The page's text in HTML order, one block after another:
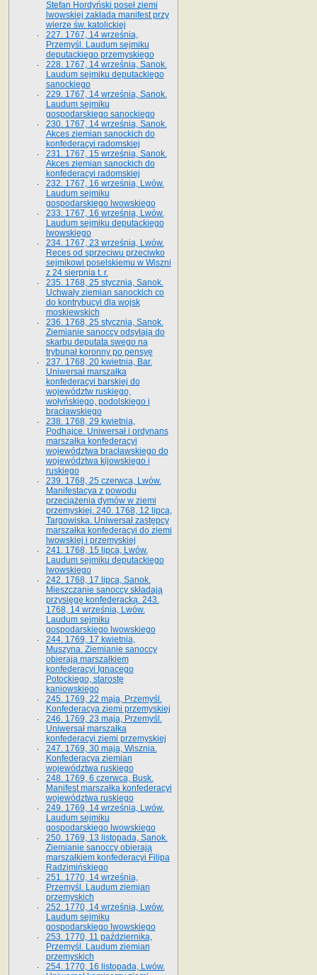
Stefan Hordyński poseł ziemi
lwowskiej zakłada manifest przy
wierze św. ka­tolickiej
227. 1767, 14 września,
Przemyśl. Laudum sejmiku
deputackiego przemyskiego
228. 1767, 14 września, Sanok.
Laudum sejmiku deputackiego
sanockiego
229. 1767, 14 września, Sanok.
Laudum sejmiku
gospodarskiego sanockiego
230. 1767, 14 września, Sanok.
Akces ziemian sanockich do
konfederacyi radomskiej
231. 1767, 15 września, Sanok.
Akces ziemian sanockich do
konfederacyi radomskiej
232. 1767, 16 września, Lwów.
Laudum sejmiku
gospodarskiego lwowskiego
233. 1767, 16 września, Lwów.
Laudum sejmiku deputackiego
lwowskiego
234. 1767, 23 września, Lwów.
Reces od sprzeciwu przeciwko
sejmikowi poselskiemu w Wiszni
z 24 sierpnia t. r.
235. 1768, 25 stycznia, Sanok.
Uchwały ziemian sanockich co
do kontrybucyi dla wojsk
moskiewskich
236. 1768, 25 stycznia, Sanok.
Ziemianie sanoccy odsyłają do
skarbu deputata swego na
trybunał koronny po pensyę
237. 1768, 20 kwietnia, Bar.
Uniwersał marszałka
konfederacyi barskiej do
województw ruskiego,
wołyńskiego, podolskiego i
bracławskiego
238. 1768, 29 kwietnia,
Podhajce. Uniwersał i ordynans
marszałka konfederacyi
województwa bracławskiego do
wo­jewództwa kijowskiego i
ruskiego
239. 1768, 25 czerwca, Lwów.
Manifestacya z powodu
przeciążenia dymów w ziemi
przemyskiej. 240. 1768, 12 lipca,
Targowiska. Uniwersał zastępcy
marszałka konfederacyi do ziemi
lwowskiej i przemyskiej
241. 1768, 15 lipca, Lwów.
Laudum sejmiku deputackiego
lwowskiego
242. 1768, 17 lipca, Sanok.
Mieszczanie sanoccy składają
przysięgę konfederacką. 243.
1768, 14 września, Lwów.
Laudum sejmiku
gospodarskiego lwowskiego
244. 1769, 17 kwietnia,
Muszyna. Ziemianie sanoccy
obierają marszałkiem
konfederacyi Ignacego
Potockiego, starostę
kaniowskiego
245. 1769, 22 maja, Przemyśl.
Konfederacya ziemi przemyskiej
246. 1769, 23 maja, Przemyśl.
Uniwersał marszałka
konfederacyi ziemi przemyskiej
247. 1769, 30 maja, Wisznia.
Konfederacya ziemian
województwa ruskiego
248. 1769, 6 czerwca, Busk.
Manifest marszałka konfederacyi
województwa ruskiego
249. 1769, 14 września, Lwów.
Laudum sejmiku
gospodarskiego lwowskiego
250. 1769, 13 listopada, Sanok.
Ziemianie sanoccy obierają
marszałkiem konfederacyi Filipa
Radzimińskiego
251. 1770, 14 września,
Przemyśl. Laudum ziemian
przemyskich
252. 1770, 14 września, Lwów.
Laudum sejmiku
gospodarskiego lwowskiego
253. 1770, 11 października,
Przemyśl. Laudum ziemian
przemyskich
254. 1770, 16 listopada, Lwów.